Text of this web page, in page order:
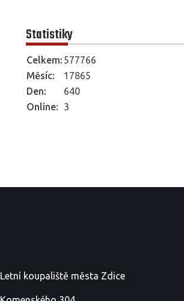
Statistiky
Online: 3
Celkem: 577766
Měsíc:
17865
Den:
640
Letní koupaliště města Zdice